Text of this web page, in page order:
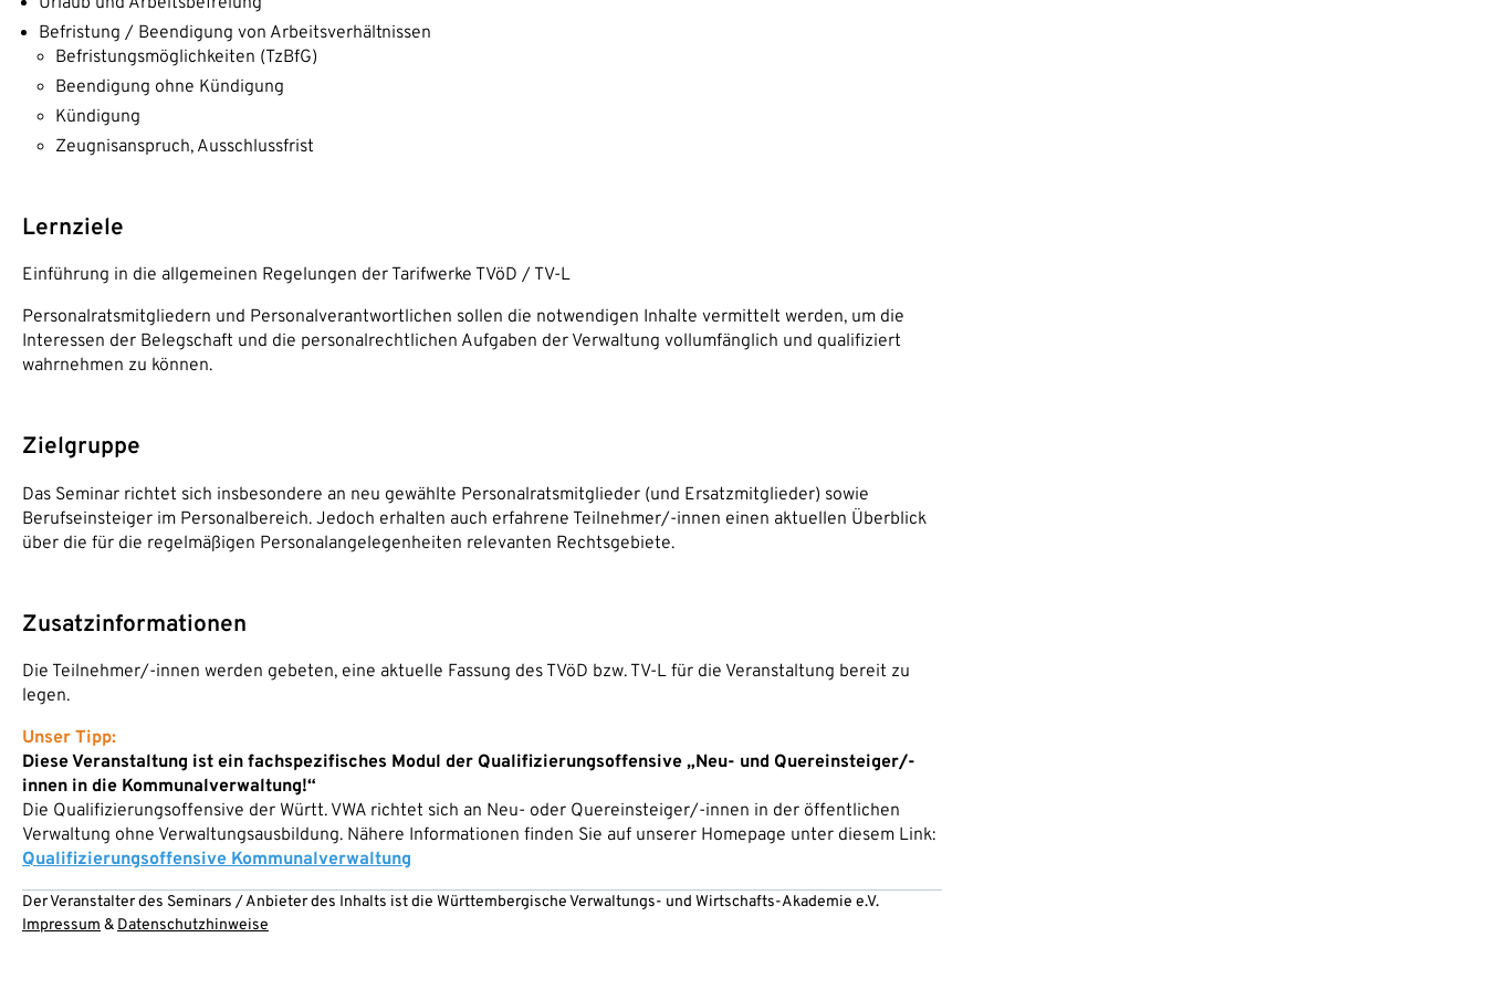
Befristung / Beendigung von Arbeitsverhältnissen
Befristungsmöglichkeiten (TzBfG)
Beendigung ohne Kündigung
Kündigung
Zeugnisanspruch, Ausschlussfrist
Lernziele
Einführung in die allgemeinen Regelungen der Tarifwerke TVöD / TV-L
Personalratsmitgliedern und Personalverantwortlichen sollen die notwendigen Inhalte vermittelt werden, um die
Interessen der Belegschaft und die personalrechtlichen Aufgaben der Verwaltung vollumfänglich und qualifiziert
wahrnehmen zu können.
Zielgruppe
Das Seminar richtet sich insbesondere an neu gewählte Personalratsmitglieder (und Ersatzmitglieder) sowie
Berufseinsteiger im Personalbereich. Jedoch erhalten auch erfahrene Teilnehmer/-innen einen aktuellen Überblick
über die für die regelmäßigen Personalangelegenheiten relevanten Rechtsgebiete.
Zusatzinformationen
Die Teilnehmer/-innen werden gebeten, eine aktuelle Fassung des TVöD bzw. TV-L für die Veranstaltung bereit zu
legen.
Unser Tipp:
Diese Veranstaltung ist ein fachspezifisches Modul der Qualifizierungsoffensive „Neu- und Quereinsteiger/-
innen in die Kommunalverwaltung!“
Die Qualifizierungsoffensive der Württ. VWA richtet sich an Neu- oder Quereinsteiger/-innen in der öffentlichen
Verwaltung ohne Verwaltungsausbildung. Nähere Informationen finden Sie auf unserer Homepage unter diesem Link:
Qualifizierungsoffensive Kommunalverwaltung
Der Veranstalter des Seminars / Anbieter des Inhalts ist die Württembergische Verwaltungs- und Wirtschafts-Akademie e.V.
Impressum & Datenschutzhinweise